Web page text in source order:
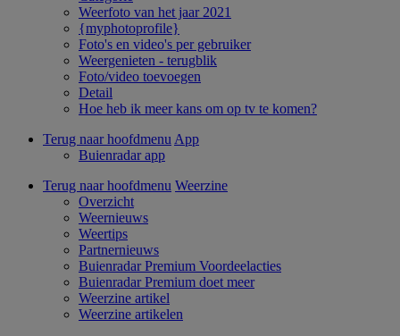
Weerfoto van het jaar 2021
{myphotoprofile}
Foto's en video's per gebruiker
Weergenieten - terugblik
Foto/video toevoegen
Detail
Hoe heb ik meer kans om op tv te komen?
Terug naar hoofdmenu App
Buienradar app
Terug naar hoofdmenu Weerzine
Overzicht
Weernieuws
Weertips
Partnernieuws
Buienradar Premium Voordeelacties
Buienradar Premium doet meer
Weerzine artikel
Weerzine artikelen